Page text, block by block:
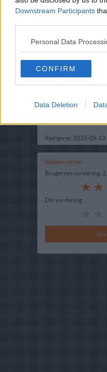
Downstream Participants
Personal Data
CONFIRM
Data Deletion
Hovedingrediens :
Tomater
Indsendt af : Stampe
Redigeret: 2025-05-13
Bedøm retten
Brugernes vurdering:
Din vurdering: